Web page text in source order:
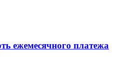
ежемесячного платежа